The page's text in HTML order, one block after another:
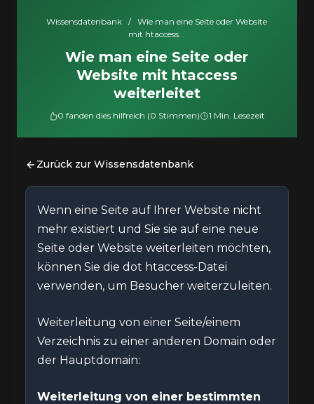
Wissensdatenbank / Wie man eine Seite oder Website
mit htaccess...
Wie man eine Seite oder
Website mit htaccess
weiterleitet
0 fanden dies hilfreich (0 Stimmen) 1 Min. Lesezeit
Zurück zur Wissensdatenbank
Wenn eine Seite auf Ihrer Website nicht
mehr existiert und Sie sie auf eine neue
Seite oder Website weiterleiten möchten,
können Sie die dot htaccess-Datei
verwenden, um Besucher weiterzuleiten.
Weiterleitung von einer Seite/einem
Verzeichnis zu einer anderen Domain oder
der Hauptdomain:
Weiterleitung von einer bestimmten